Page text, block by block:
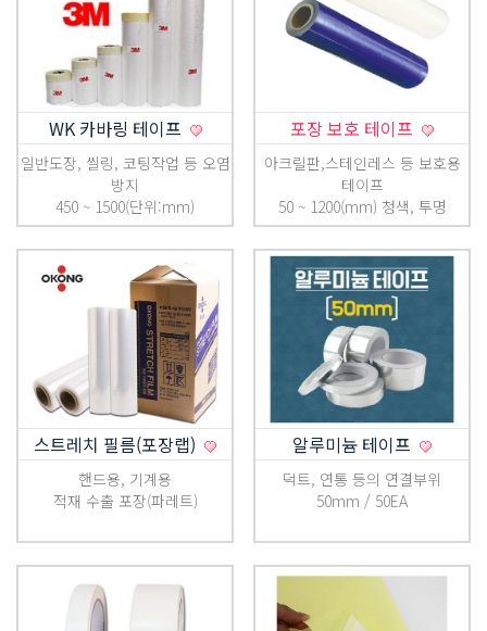
WK 카바링 테이프
일반도장, 씰링, 코팅작업 등 오염
방지
450 ~ 1500(단위:mm)
포장 보호 테이프
아크릴판,스테인레스 등 보호용
테이프
50 ~ 1200(mm) 청색, 투명
스트레치 필름(포장랩)
핸드용, 기계용
적재 수출 포장(파레트)
알루미늄 테이프
덕트, 연통 등의 연결부위
50mm / 50EA